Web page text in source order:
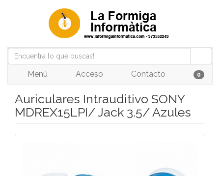
Menú Acceso Contacto 0
Auriculares Intrauditivo SONY
MDREX15LPI/ Jack 3.5/ Azules